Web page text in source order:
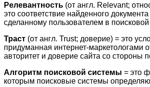
Релевантность (от англ. Relevant;
это соответствие найденного документа
сделанному пользователем в
Траст (от англ. Trust; доверие) = это
придуманная интернет-маркетологами
авторитет и доверие сайта со стороны
Алгоритм поисковой системы = это
которым поисковые системы